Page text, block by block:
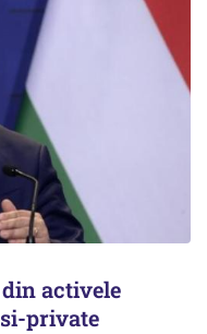
activele
private